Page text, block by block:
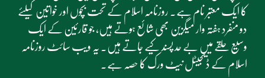
کا ایک معتبر نام ہے۔ روزنامہ اسلام کے تحت بچوں اور خواتین کیلئے
دو منفرد ہفتہ وار میگزین بھی شائع ہوتے ہیں، جو قارئین کے ایک
وسیع حلقے میں بے حد پسند کیے جاتے ہیں۔ یہ ویب سائٹ روزنامہ
اسلام کے ڈیجیٹل نیٹ ورک کا حصہ ہے۔